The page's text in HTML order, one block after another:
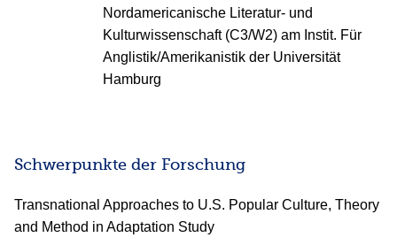
Nordamericanische Literatur- und
Kulturwissenschaft (C3/W2) am Instit. Für
Anglistik/Amerikanistik der Universität
Hamburg
Schwerpunkte der Forschung
Transnational Approaches to U.S. Popular Culture, Theory
and Method in Adaptation Study